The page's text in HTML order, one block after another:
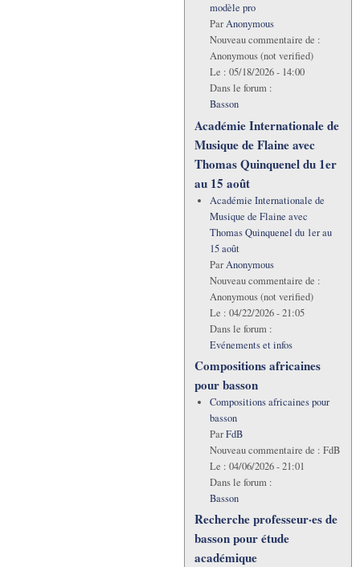
modèle pro
ParAnonymous
Nouveau commentaire de :
Anonymous (not verified)
Le : 05/18/2026 - 14:00
Dans le forum :
Basson
Académie Internationale de
Musique de Flaine avec
Thomas Quinquenel du 1er
au 15 août
Académie Internationale de
Musique de Flaine avec
Thomas Quinquenel du 1er au
15 août
ParAnonymous
Nouveau commentaire de :
Anonymous (not verified)
Le : 04/22/2026 - 21:05
Dans le forum :
Evénements et infos
Compositions africaines
pour basson
Compositions africaines pour
basson
ParFdB
Nouveau commentaire de : FdB
Le : 04/06/2026 - 21:01
Dans le forum :
Basson
Recherche professeur·es de
basson pour étude
académique